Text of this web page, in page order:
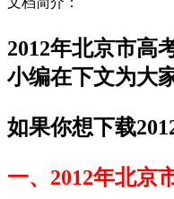
2012年北京市高
小编在下文为大
如果你想下载
一、2012年北京